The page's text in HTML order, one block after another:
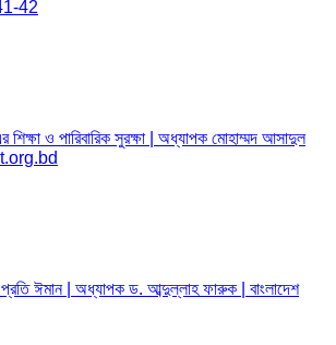
42
ও পারিবারিক সুরক্ষা | অধ্যাপক মোহাম্মদ আসাদুল
ঈমান | অধ্যাপক ড. আব্দুল্লাহ ফারুক | বাংলাদেশ